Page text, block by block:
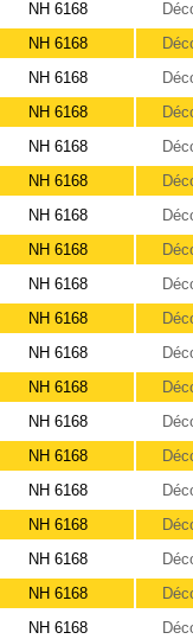
NH 6168
NH 6168
NH 6168
NH 6168
NH 6168
NH 6168
NH 6168
NH 6168
NH 6168
NH 6168
NH 6168
NH 6168
NH 6168
NH 6168
NH 6168
NH 6168
NH 6168
NH 6168
NH 6168